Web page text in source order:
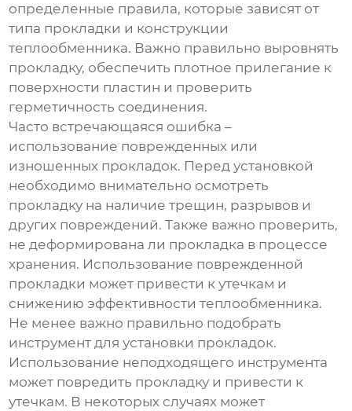
определенные правила, которые зависят от
типа прокладки и конструкции
теплообменника. Важно правильно выровнять
прокладку, обеспечить плотное прилегание к
поверхности пластин и проверить
герметичность соединения.
Часто встречающаяся ошибка –
использование поврежденных или
изношенных прокладок. Перед установкой
необходимо внимательно осмотреть
прокладку на наличие трещин, разрывов и
других повреждений. Также важно проверить,
не деформирована ли прокладка в процессе
хранения. Использование поврежденной
прокладки может привести к утечкам и
снижению эффективности теплообменника.
Не менее важно правильно подобрать
инструмент для установки прокладок.
Использование неподходящего инструмента
может повредить прокладку и привести к
утечкам. В некоторых случаях может